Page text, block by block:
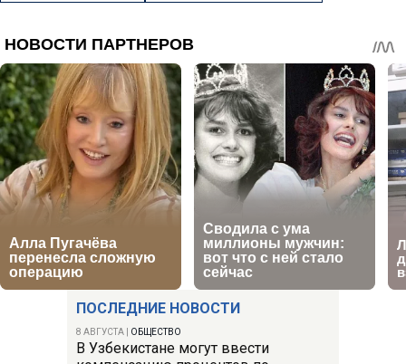
ПОСЛЕДНИЕ НОВОСТИ
8 АВГУСТА ОБЩЕСТВО
В Узбекистане могут ввести